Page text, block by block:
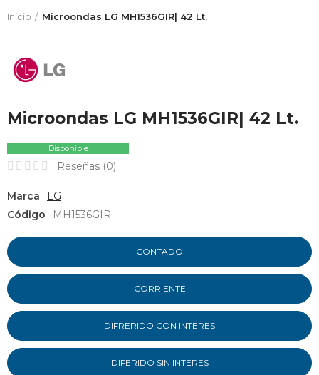
Inicio Microondas LG MH1536GIR| 42 Lt.
Microondas LG MH1536GIR| 42 Lt.
Disponible
Reseñas (0)
Marca
LG
Código
MH1536GIR
CONTADO
CORRIENTE
DIFRERIDO CON INTERES
DIFERIDO SIN INTERES